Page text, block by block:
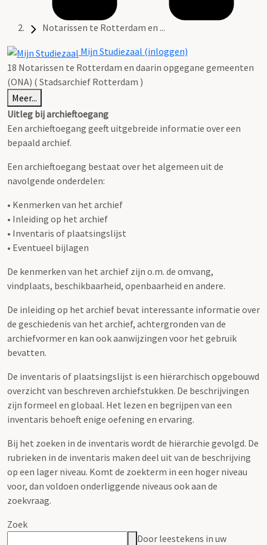
Notarissen te Rotterdam en ...
Mijn Studiezaal (inloggen)
18 Notarissen te Rotterdam en daarin opgegane gemeenten
(ONA) ( Stadsarchief Rotterdam )
Meer...
Uitleg bij archieftoegang
Een archieftoegang geeft uitgebreide informatie over een
bepaald archief.
Een archieftoegang bestaat over het algemeen uit de
navolgende onderdelen:
• Kenmerken van het archief
• Inleiding op het archief
• Inventaris of plaatsingslijst
• Eventueel bijlagen
De kenmerken van het archief zijn o.m. de omvang,
vindplaats, beschikbaarheid, openbaarheid en andere.
De inleiding op het archief bevat interessante informatie over
de geschiedenis van het archief, achtergronden van de
archiefvormer en kan ook aanwijzingen voor het gebruik
bevatten.
De inventaris of plaatsingslijst is een hiërarchisch opgebouwd
overzicht van beschreven archiefstukken. De beschrijvingen
zijn formeel en globaal. Het lezen en begrijpen van een
inventaris behoeft enige oefening en ervaring.
Bij het zoeken in de inventaris wordt de hiërarchie gevolgd. De
rubrieken in de inventaris maken deel uit van de beschrijving
op een lager niveau. Komt de zoekterm in een hoger niveau
voor, dan voldoen onderliggende niveaus ook aan de
zoekvraag.
Zoek
Door leestekens in uw